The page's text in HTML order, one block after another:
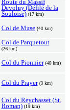
Route du Massif
Devoluy (Défilé de la
Souloise) (17 km)
Col de Muse (40 km)
Col de Parquetout
(26 km)
Col du Pionnier (40 km)
Col du Prayer (9 km)
Col du Reychasset (St.
Roman) (19 km)